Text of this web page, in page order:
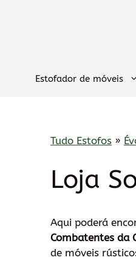
Estofador de móveis
Tudo Estofos »
Loja
Aqui poderá
Combatentes da
de móveis